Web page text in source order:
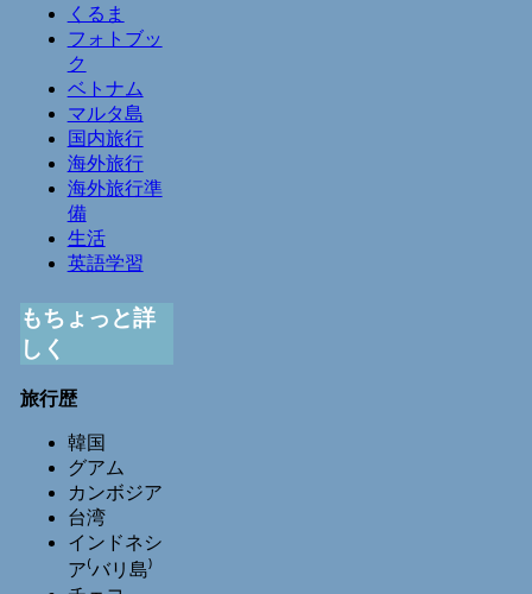
くるま
フォトブッ
ク
ベトナム
マルタ島
国内旅行
海外旅行
海外旅行準
備
生活
英語学習
もちょっと詳
しく
旅行歴
韓国
グアム
カンボジア
台湾
インドネシ
ア⁽バリ島⁾